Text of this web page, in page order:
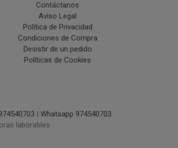
Contáctanos
Aviso Legal
Política de Privacidad
Condiciones de Compra
Desistir de un pedido
Políticas de Cookies
| Whatsapp 974540703
laborables